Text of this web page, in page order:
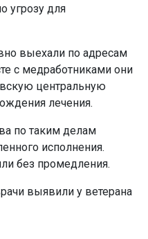
угрозу для
выехали по адресам
с медработниками они
центральную
лечения.
по таким делам
исполнения.
без промедления.
выявили у ветерана